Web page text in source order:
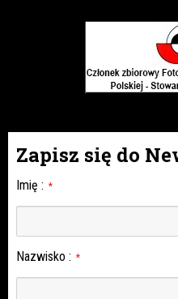
Zapisz się do
Imię : *
Nazwisko : *